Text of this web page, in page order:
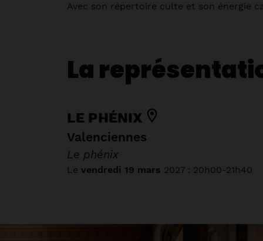
Avec son répertoire culte et son énergie
La
LE PHÉNIX
Valenciennes
Le phénix
Le vendredi 19 mars 2027 : 20h00-21h40